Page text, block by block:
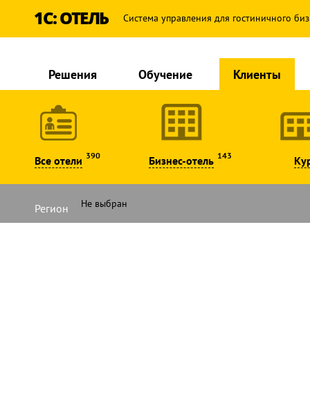
1С: ОТЕЛЬ Система управления для гостиничного
Решения Обучение Клиенты
Все отели 390 Бизнес-отель 143
Регион